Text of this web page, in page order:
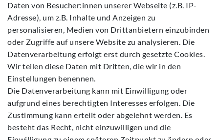
Barrierefreiheitserklärung
Widerrufs­recht
Kontakt
Vertrag widerrufen
Folgen Sie Uns
Daten von Besucher:innen unserer Webseite (z.B. IP-
Adresse), um z.B. Inhalte und Anzeigen zu
personalisieren, Medien von Drittanbietern einzubinden
oder Zugriffe auf unsere Website zu analysieren. Die
Datenverarbeitung erfolgt erst durch gesetzte Cookies.
Wir teilen diese Daten mit Dritten, die wir in den
Einstellungen benennen.
Die Datenverarbeitung kann mit Einwilligung oder
aufgrund eines berechtigten Interesses erfolgen. Die
Zustimmung kann erteilt oder abgelehnt werden. Es
besteht das Recht, nicht einzuwilligen und die